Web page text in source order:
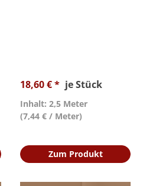
18,60 € * je Stück
Inhalt: 2,5 Meter
(7,44 € / Meter)
Zum Produkt